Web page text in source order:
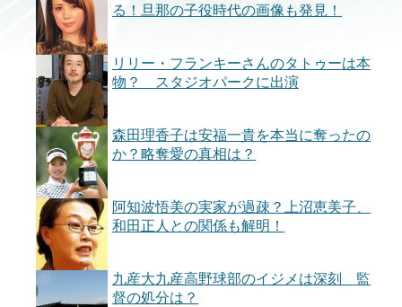
る！旦那の子役時代の画像も発見！
リリー・フランキーさんのタトゥーは本
物？ スタジオパークに出演
森田理香子は安福一貴を本当に奪ったの
か？略奪愛の真相は？
阿知波悟美の実家が過疎？上沼恵美子、
和田正人との関係も解明！
九産大九産高野球部のイジメは深刻 監
督の処分は？